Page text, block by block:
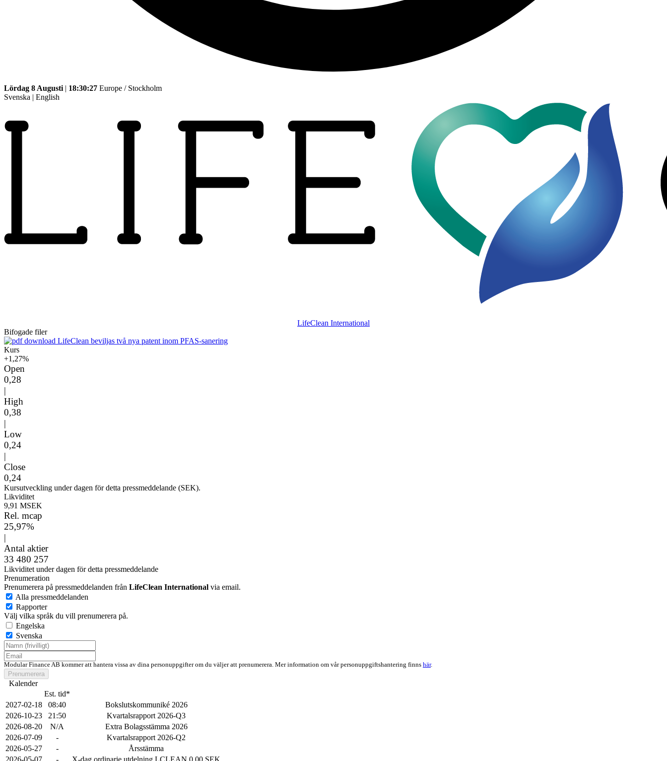
Lördag 8 Augusti | 18:30:27 Europe / Stockholm
Svenska | English
LifeClean International
Bifogade filer
LifeClean beviljas två nya patent inom PFAS-sanering
Kurs
+1,27%
Open
0,28
|
High
0,38
|
Low
0,24
|
Close
0,24
Kursutveckling under dagen för detta pressmeddelande (SEK).
Likviditet
9,91 MSEK
Rel. mcap
25,97%
|
Antal aktier
33 480 257
Likviditet under dagen för detta pressmeddelande
Prenumeration
Prenumerera på pressmeddelanden från LifeClean International via email.
Alla pressmeddelanden
Rapporter
Välj vilka språk du vill prenumerera på.
Engelska
Svenska
Modular Finance AB kommer att hantera vissa av dina personuppgifter om du väljer att prenumerera. Mer information om vår personuppgiftshantering finns här.
Prenumerera
Kalender
Est. tid*
2027-02-18
08:40
Bokslutskommuniké 2026
2026-10-23
21:50
Kvartalsrapport 2026-Q3
2026-08-20
N/A
Extra Bolagsstämma 2026
2026-07-09
-
Kvartalsrapport 2026-Q2
2026-05-27
-
Årsstämma
2026-05-07
- X-dag ordinarie utdelning LCLEAN 0.00 SEK